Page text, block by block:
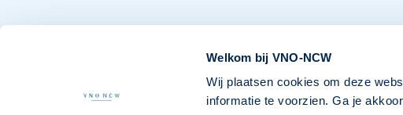
Welkom bij VNO-NCW
Wij plaatsen cookies om deze
informatie te voorzien. Ga je